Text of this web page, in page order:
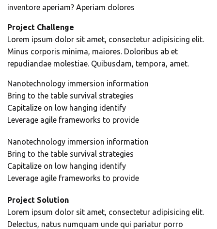
inventore aperiam? Aperiam dolores
Project Challenge
Lorem ipsum dolor sit amet, consectetur adipisicing elit.
Minus corporis minima, maiores. Doloribus ab et
repudiandae molestiae. Quibusdam, tempora, amet.
Nanotechnology immersion information
Bring to the table survival strategies
Capitalize on low hanging identify
Leverage agile frameworks to provide
Nanotechnology immersion information
Bring to the table survival strategies
Capitalize on low hanging identify
Leverage agile frameworks to provide
Project Solution
Lorem ipsum dolor sit amet, consectetur adipisicing elit.
Delectus, natus numquam unde qui pariatur porro